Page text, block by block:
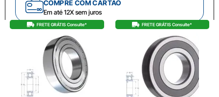
COMPRE COM CARTÃO
Em até 12X sem juros
FRETE GRÁTIS Consulte* FRETE GRÁTIS Consulte*